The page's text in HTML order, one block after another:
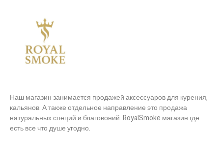
Наш магазин занимается продажей аксессуаров для курения,
кальянов. А также отдельное направление это продажа
натуральных специй и благовоний. RoyalSmoke магазин где
есть все что душе угодно.